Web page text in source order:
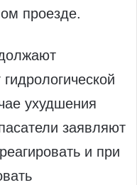
проезде.
ухудшения
заявляют
и при